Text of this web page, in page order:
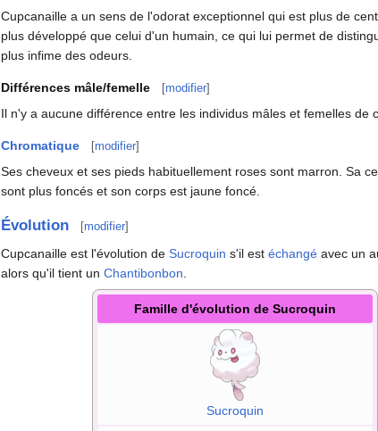
Cupcanaille a un sens de l'odorat exceptionnel qui est plus de
plus développé que celui d'un humain, ce qui lui permet de
plus infime des odeurs.
Différences mâle/femelle [modifier]
Il n'y a aucune différence entre les individus mâles et femelles de
Chromatique [modifier]
Ses cheveux et ses pieds habituellement roses sont marron. Sa
sont plus foncés et son corps est jaune foncé.
Évolution [modifier]
Cupcanaille est l'évolution de Sucroquin s'il est échangé avec un
alors qu'il tient un Chantibonbon
Famille d'évolution de Sucroquin
Sucroquin